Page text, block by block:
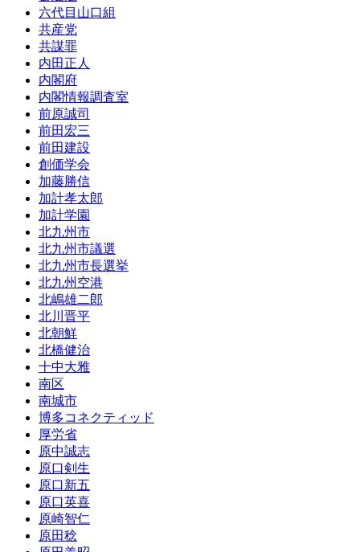
六代目山口組
共産党
共謀罪
内田正人
内閣府
内閣情報調査室
前原誠司
前田宏三
前田建設
創価学会
加藤勝信
加計孝太郎
加計学園
北九州市
北九州市議選
北九州市長選挙
北九州空港
北嶋雄二郎
北川晋平
北朝鮮
北橋健治
十中大雅
南区
南城市
博多コネクティッド
厚労省
原中誠志
原口剣生
原口新五
原口英喜
原崎智仁
原田稔